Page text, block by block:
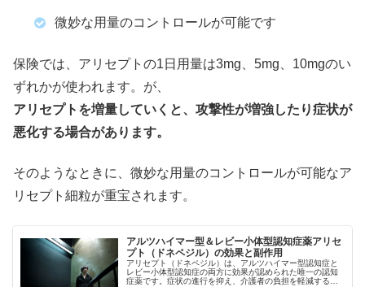
微妙な用量のコントロールが可能です
保険では、アリセプトの1日用量は3mg、5mg、10mgのい
ずれかが使われます。が、
アリセプトを増量していくと、攻撃性が増強したり症状が
悪化する場合があります。
そのようなときに、微妙な用量のコントロールが可能なア
リセプト細粒が重宝されます。
アルツハイマー型＆レビー小体型認知症薬アリセ
プト（ドネペジル）の効果と副作用
アリセプト（ドネペジル）は、アルツハイマー型認知症と
レビー小体型認知症の両方に効果が認められた唯一の認知
症薬です。症状の進行を抑え、介護者の負担を軽減する効